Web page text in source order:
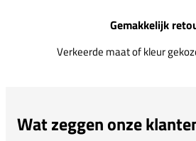
Gemakkelijk
Verkeerde maat of kleur
Wat zeggen onze